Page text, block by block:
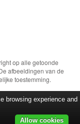
op alle getoonde
afbeeldingen van de
toestemming.
browsing experience and
Allow cookies